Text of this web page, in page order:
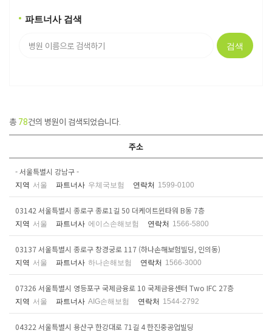
파트너사 검색
검색
총 78건의 병원이 검색되었습니다.
주소
- 서울특별시 강남구 -
지역 서울 파트너사 우체국보험 연락처 1599-0100
03142 서울특별시 종로구 종로1길 50 더케이트윈타워 B동 7층
지역 서울 파트너사 에이스손해보험 연락처 1566-5800
03137 서울특별시 종로구 창경궁로 117 (하나손해보험빌딩, 인의동)
지역 서울 파트너사 하나손해보험 연락처 1566-3000
07326 서울특별시 영등포구 국제금융로 10 국제금융센터 Two IFC 27층
지역 서울 파트너사 AIG손해보험 연락처 1544-2792
04322 서울특별시 용산구 한강대로 71길 4 한진중공업빌딩